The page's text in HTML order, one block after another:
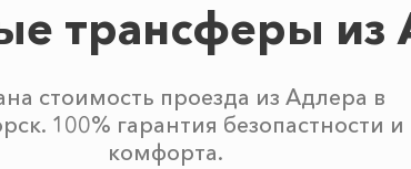
трансферы из
стоимость проезда из Адлера в
100% гарантия безопастности и
комфорта.